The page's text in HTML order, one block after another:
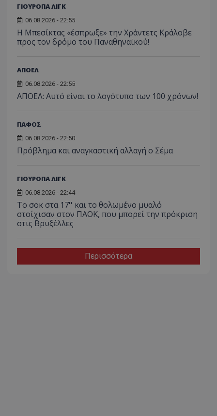
ΓΙΟΥΡΟΠΑ ΛΙΓΚ
06.08.2026 - 22:55
Η Μπεσίκτας «έσπρωξε» την Χράντετς Κράλοβε
προς τον δρόμο του Παναθηναϊκού!
ΑΠΟΕΛ
06.08.2026 - 22:55
ΑΠΟΕΛ: Αυτό είναι το λογότυπο των 100 χρόνων!
ΠΑΦΟΣ
06.08.2026 - 22:50
Πρόβλημα και αναγκαστική αλλαγή ο Σέμα
ΓΙΟΥΡΟΠΑ ΛΙΓΚ
06.08.2026 - 22:44
Το σοκ στα 17'' και το θολωμένο μυαλό
στοίχισαν στον ΠΑΟΚ, που μπορεί την πρόκριση
στις Βρυξέλλες
Περισσότερα